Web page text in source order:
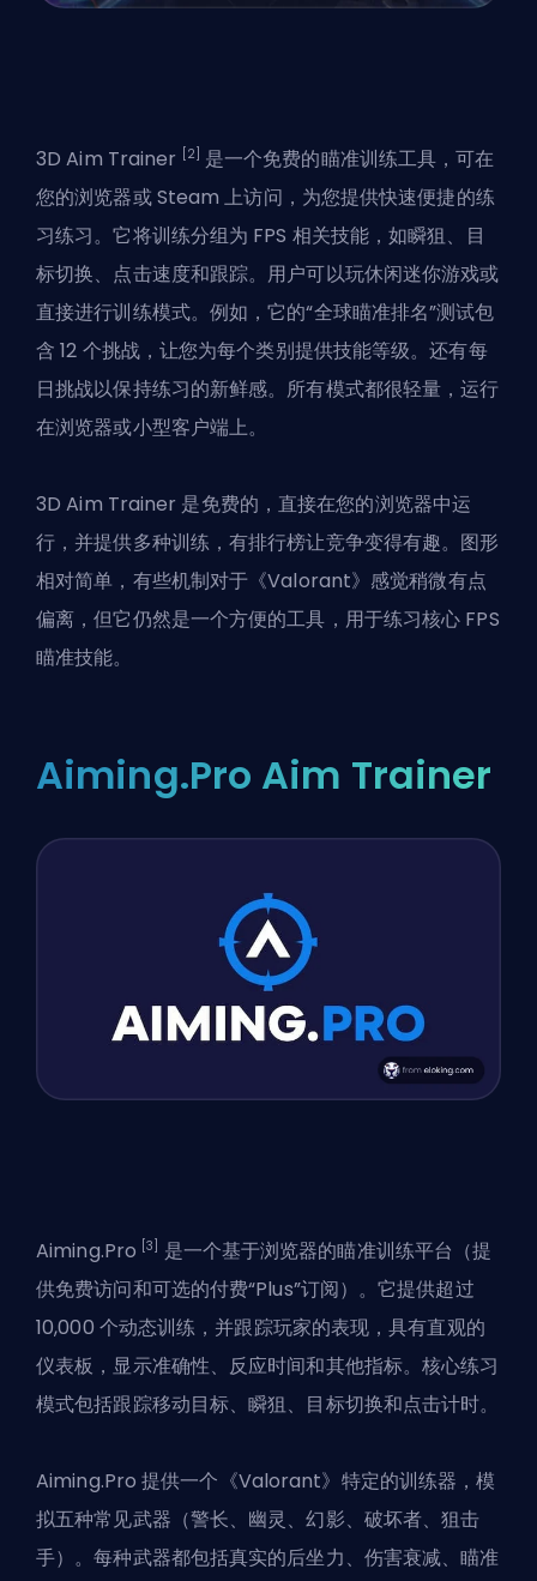
3D Aim Trainer [2] 是一个免费的瞄准训练工具，可在
您的浏览器或 Steam 上访问，为您提供快速便捷的练
习练习。它将训练分组为 FPS 相关技能，如瞬狙、目
标切换、点击速度和跟踪。用户可以玩休闲迷你游戏或
直接进行训练模式。例如，它的“全球瞄准排名”测试包
含 12 个挑战，让您为每个类别提供技能等级。还有每
日挑战以保持练习的新鲜感。所有模式都很轻量，运行
在浏览器或小型客户端上。
3D Aim Trainer 是免费的，直接在您的浏览器中运
行，并提供多种训练，有排行榜让竞争变得有趣。图形
相对简单，有些机制对于《Valorant》感觉稍微有点
偏离，但它仍然是一个方便的工具，用于练习核心 FPS
瞄准技能。
Aiming.Pro Aim Trainer
Aiming.Pro [3]
是一个基于浏览器的瞄准训练平台（提
供免费访问和可选的付费“Plus”订阅）。它提供超过
10,000 个动态训练，并跟踪玩家的表现，具有直观的
仪表板，显示准确性、反应时间和其他指标。核心练习
模式包括跟踪移动目标、瞬狙、目标切换和点击计时。
Aiming.Pro 提供一个《Valorant》特定的训练器，模
拟五种常见武器（警长、幽灵、幻影、破坏者、狙击
手）。每种武器都包括真实的后坐力、伤害衰减、瞄准